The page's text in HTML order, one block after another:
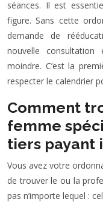
séances. Il est
figure. Sans cette
demande de
nouvelle consultation
moindre. C’est la
respecter le calendrier
Comment
femme
tiers payant
Vous avez votre
de trouver le ou la
pas n’importe lequel :